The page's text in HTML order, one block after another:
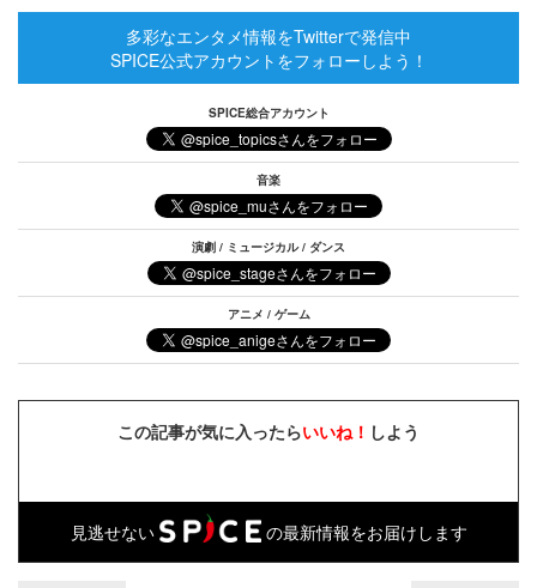
多彩なエンタメ情報をTwitterで発信中
SPICE公式アカウントをフォローしよう！
SPICE総合アカウント
音楽
演劇 / ミュージカル / ダンス
アニメ / ゲーム
この記事が気に入ったらいいね！ しよう
見逃せない の最新情報をお届けします